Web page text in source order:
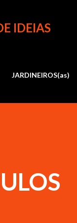
IDEIAS
JARDINEIROS(as)